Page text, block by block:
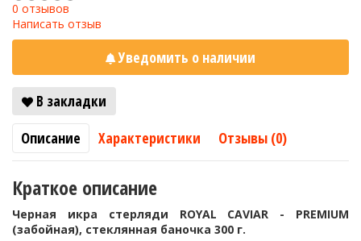
0 отзывов
Написать отзыв
Уведомить о наличии
В закладки
Описание
Характеристики Отзывы (0)
Краткое описание
Черная икра стерляди ROYAL CAVIAR - PREMIUM
(забойная), стеклянная баночка 300 г.